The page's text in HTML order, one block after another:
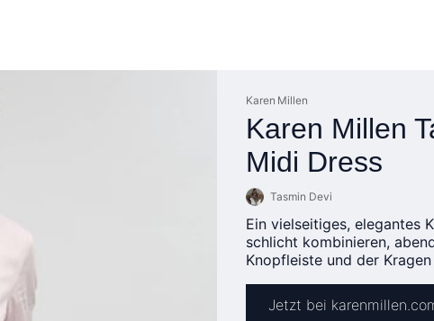
Karen Millen
Karen Millen
Midi Dress
Tasmin Devi
Ein vielseitiges, elegantes
schlicht kombinieren,
Knopfleiste und der
Jetzt bei